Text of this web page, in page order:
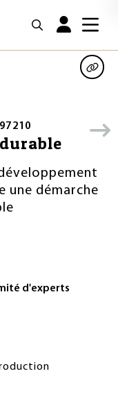
une démarche
d'experts